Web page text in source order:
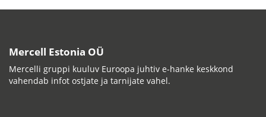
Mercell Estonia OÜ
Mercelli gruppi kuuluv Euroopa juhtiv e-hanke keskkond
vahendab infot ostjate ja tarnijate vahel.